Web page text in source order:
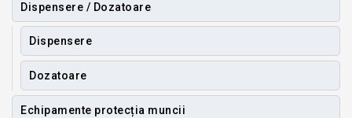
Dispensere / Dozatoare
Dispensere
Dozatoare
Echipamente protecția muncii